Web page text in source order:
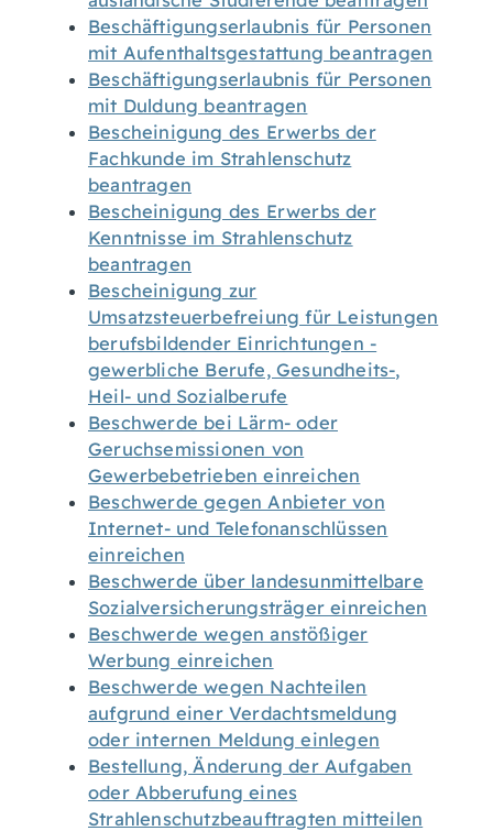
Beschäftigungserlaubnis für Personen
mit Aufenthaltsgestattung beantragen
Beschäftigungserlaubnis für Personen
mit Duldung beantragen
Bescheinigung des Erwerbs der
Fachkunde im Strahlenschutz
beantragen
Bescheinigung des Erwerbs der
Kenntnisse im Strahlenschutz
beantragen
Bescheinigung zur
Umsatzsteuerbefreiung für Leistungen
berufsbildender Einrichtungen -
gewerbliche Berufe, Gesundheits-,
Heil- und Sozialberufe
Beschwerde bei Lärm- oder
Geruchsemissionen von
Gewerbebetrieben einreichen
Beschwerde gegen Anbieter von
Internet- und Telefonanschlüssen
einreichen
Beschwerde über landesunmittelbare
Sozialversicherungsträger einreichen
Beschwerde wegen anstößiger
Werbung einreichen
Beschwerde wegen Nachteilen
aufgrund einer Verdachtsmeldung
oder internen Meldung einlegen
Bestellung, Änderung der Aufgaben
oder Abberufung eines
Strahlenschutzbeauftragten mitteilen